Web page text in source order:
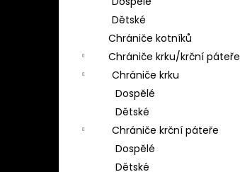
Dětské
Chrániče kotníků
Chrániče krku/krční páteře
Chrániče krku
Dospělé
Dětské
Chrániče krční páteře
Dospělé
Dětské